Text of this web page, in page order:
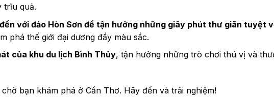
trĩu quả.
với đảo Hòn Sơn để tận hưởng những giây phút thư giãn tuyệt
phá thế giới đại dương đầy màu sắc.
của khu du lịch Bình Thủy, tận hưởng những trò chơi thú vị và
bạn khám phá ở Cần Thơ. Hãy đến và trải nghiệm!